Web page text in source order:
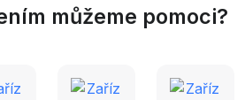
můžeme pomoci?